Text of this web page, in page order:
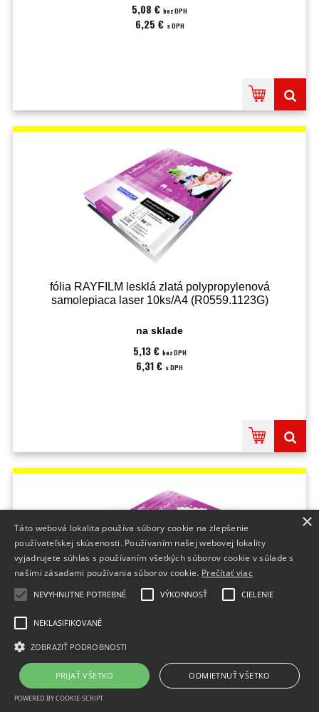
5,08 € bez DPH
6,25 € s DPH
fólia RAYFILM lesklá zlatá polypropylenová
samolepiaca laser 10ks/A4 (R0559.1123G)
na sklade
5,13 € bez DPH
6,31 € s DPH
fólia RAYFILM matná strieborná polyesterová
samolepiaca laser 10ks/A4 (R0555.1123G)
na sklade
5,13 €
×
Táto webová lokalita používa súbory cookie na zlepšenie
používateľskej skúsenosti. Používaním našej webovej lokality
vyjadrujete súhlas s používaním všetkých súborov cookie v súlade s
našimi zásadami používania súborov cookie. Prečítať viac
NEVYHNUTNE POTREBNÉ VÝKONNOSŤ CIELENIE
NEKLASIFIKOVANÉ
ZOBRAZIŤ PODROBNOSTI
PRIJAŤ VŠETKO ODMIETNUŤ VŠETKO
POWERED BY COOKIE-SCRIPT